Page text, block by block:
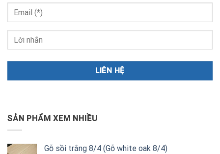
SẢN PHẨM XEM NHIỀU
Gỗ sồi trắng 8/4 (Gỗ white oak 8/4)